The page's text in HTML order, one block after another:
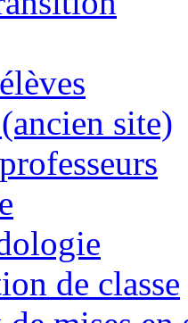
site)
de classe